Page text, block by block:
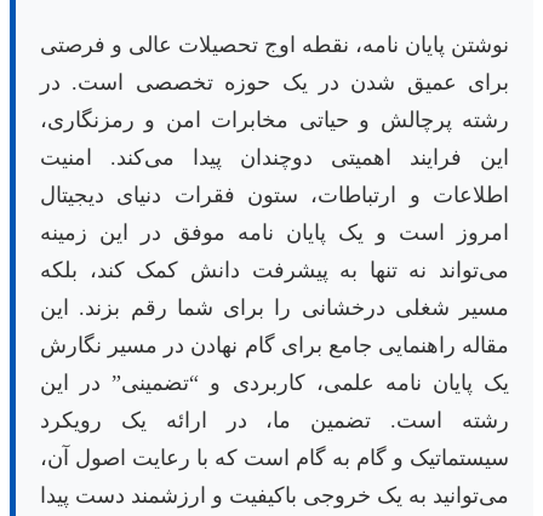
نوشتن پایان نامه، نقطه اوج تحصیلات عالی و فرصتی
برای عمیق شدن در یک حوزه تخصصی است. در
رشته پرچالش و حیاتی مخابرات امن و رمزنگاری،
این فرایند اهمیتی دوچندان پیدا می‌کند. امنیت
اطلاعات و ارتباطات، ستون فقرات دنیای دیجیتال
امروز است و یک پایان نامه موفق در این زمینه
می‌تواند نه تنها به پیشرفت دانش کمک کند، بلکه
مسیر شغلی درخشانی را برای شما رقم بزند. این
مقاله راهنمایی جامع برای گام نهادن در مسیر نگارش
یک پایان نامه علمی، کاربردی و “تضمینی” در این
رشته است. تضمین ما، در ارائه یک رویکرد
سیستماتیک و گام به گام است که با رعایت اصول آن،
می‌توانید به یک خروجی باکیفیت و ارزشمند دست پیدا